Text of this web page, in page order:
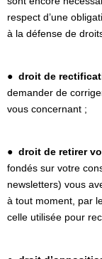
respect d’une
à la défense de
● droit de
demander de
vous concernant ;
● droit de retirer
fondés sur votre
newsletters) vous
à tout moment, par
celle utilisée pour